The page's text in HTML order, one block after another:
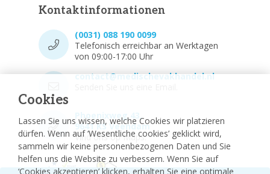
Cookies
Lassen Sie uns wissen, welche Cookies wir platzieren
dürfen. Wenn auf ‘Wesentliche cookies’ geklickt wird,
sammeln wir keine personenbezogenen Daten und Sie
helfen uns die Website zu verbessern. Wenn Sie auf
‘Cookies akzeptieren’ klicken, erhalten Sie eine optimale
Kontaktinformationen
(0031) 088 190 0099
Telefonisch erreichbar an Werktagen
von 09:00-17:00 Uhr
contact@medischevakhandel.nl
Phoenixweg 43,
9641 KS Veendam
Vind ons op Maps.